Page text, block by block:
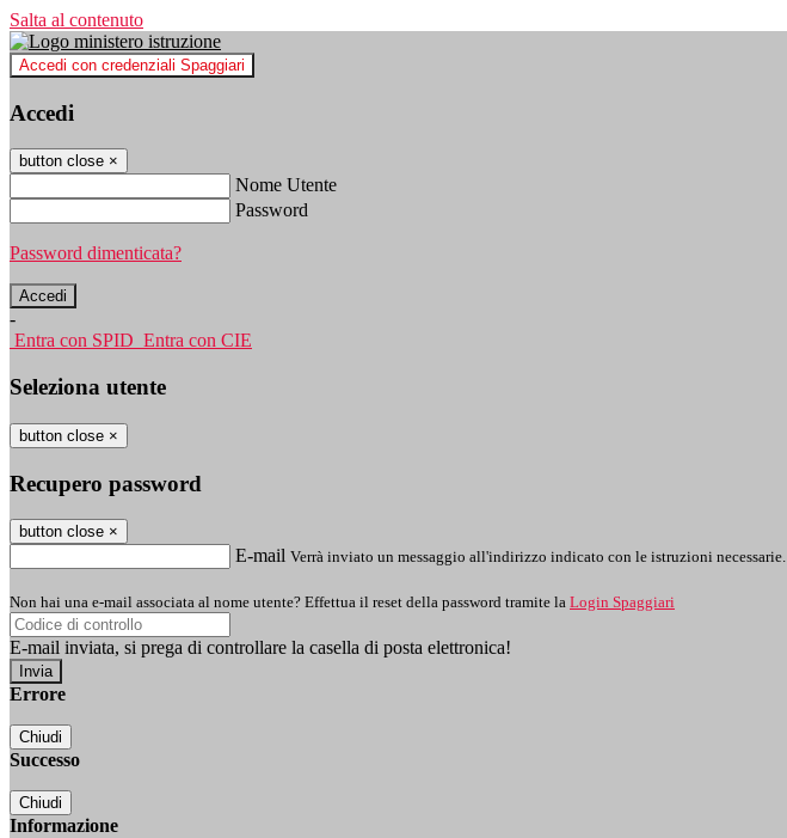
Salta al contenuto
Accedi con credenziali Spaggiari
Accedi
button close ×
Nome Utente
Password
Password dimenticata?
-
Entra con SPID Entra con CIE
Seleziona utente
button close ×
Recupero password
button close ×
E-mail Verrà inviato un messaggio all'indirizzo indicato con le istruzioni necessarie.
Non hai una e-mail associata al nome utente? Effettua il reset della password tramite la Login Spaggiari
E-mail inviata, si prega di controllare la casella di posta elettronica!
Errore
Chiudi
Successo
Chiudi
Informazione